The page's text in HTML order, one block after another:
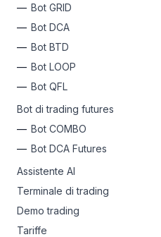
Bot GRID
Bot DCA
Bot BTD
Bot LOOP
Bot QFL
Bot di trading futures
Bot COMBO
Bot DCA Futures
Assistente AI
Terminale di trading
Demo trading
Tariffe